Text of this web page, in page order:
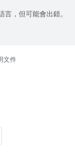
言，但可能會出錯。
文件